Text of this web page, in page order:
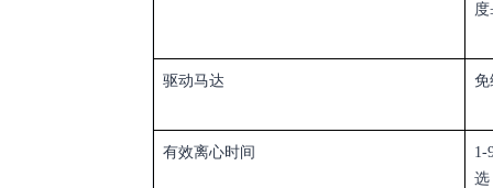
度
驱动马达 免
有效离心时间
1-
选